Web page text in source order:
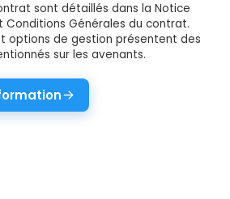
sont détaillés dans la Notice
Conditions Générales du contrat.
options de gestion présentent des
sur les avenants.